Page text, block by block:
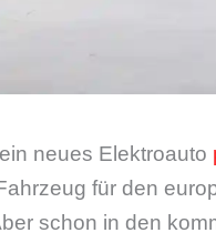
neues Elektroauto
für den
schon in den